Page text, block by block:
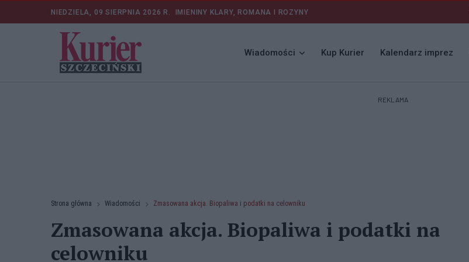
NIEDZIELA, 09 SIERPNIA 2026 R. IMIENINY KLARY, ROMANA I ROZYNY
Wiadomości Kup Kurier Kalendarz imprez
REKLAMA
Strona główna Wiadomości Zmasowana akcja. Biopaliwa i podatki na celowniku
Zmasowana akcja. Biopaliwa i podatki na
celowniku